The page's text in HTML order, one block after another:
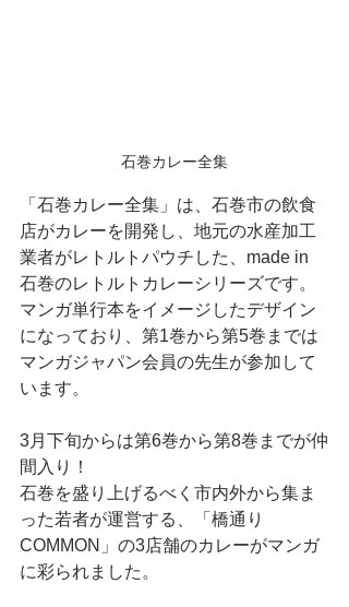
石巻カレー全集
「石巻カレー全集」は、石巻市の飲食
店がカレーを開発し、地元の水産加工
業者がレトルトパウチした、made in
石巻のレトルトカレーシリーズです。
マンガ単行本をイメージしたデザイン
になっており、第1巻から第5巻までは
マンガジャパン会員の先生が参加して
います。
3月下旬からは第6巻から第8巻までが仲
間入り！
石巻を盛り上げるべく市内外から集ま
った若者が運営する、「橋通り
COMMON」の3店舗のカレーがマンガ
に彩られました。